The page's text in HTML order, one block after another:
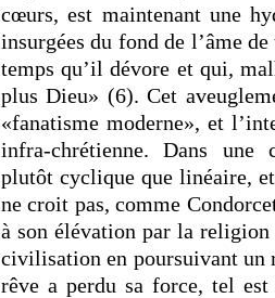
cœurs, est maintenant une
insurgées du fond de l’âme
temps qu’il dévore et qui,
plus Dieu» (6). Cet
«fanatisme moderne», et
infra-chrétienne. Dans une
plutôt cyclique que linéaire,
ne croit pas, comme
à son élévation par la religion
civilisation en poursuivant un
rêve a perdu sa force, tel